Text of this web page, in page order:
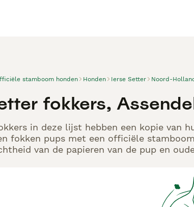
stamboom honden Honden Ierse Setter Noord-
fokkers,
in deze lijst hebben een kopie van
en fokken pups met een officiële
van de papieren van de pup en